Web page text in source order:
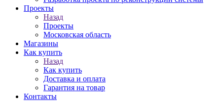
Проекты
Назад
Проекты
Московская область
Магазины
Как купить
Назад
Как купить
Доставка и оплата
Гарантия на товар
Контакты